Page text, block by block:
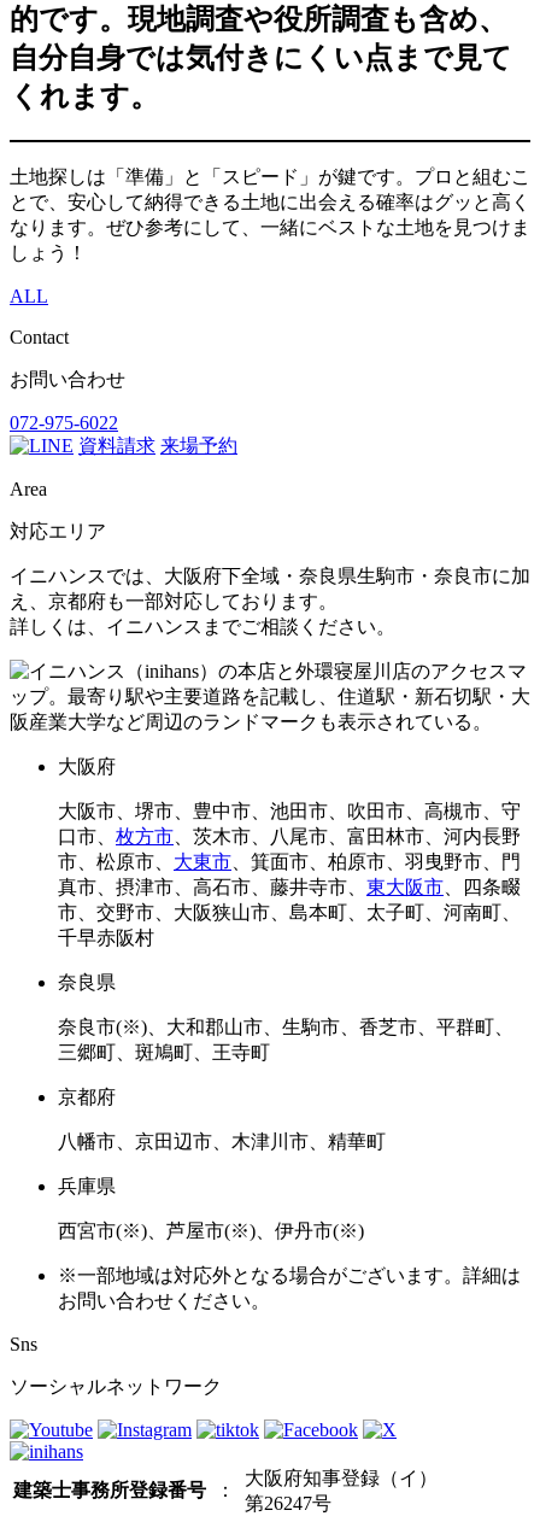
的です。現地調査や役所調査も含め、
自分自身では気付きにくい点まで見て
くれます。
土地探しは「準備」と「スピード」が鍵です。プロと組むこ
とで、安心して納得できる土地に出会える確率はグッと高く
なります。ぜひ参考にして、一緒にベストな土地を見つけま
しょう！
ALL
Contact
お問い合わせ
072-975-6022
資料請求 来場予約
Area
対応エリア
イニハンスでは、大阪府下全域・奈良県生駒市・奈良市に加
え、京都府も一部対応しております。
詳しくは、イニハンスまでご相談ください。
大阪府
大阪市、堺市、豊中市、池田市、吹田市、高槻市、守
口市、 枚方市、茨木市、八尾市、富田林市、河内長野
市、松原市、 大東市、箕面市、柏原市、羽曳野市、門
真市、摂津市、高石市、藤井寺市、 東大阪市、四条畷
市、交野市、大阪狭山市、島本町、太子町、河南町、
千早赤阪村
奈良県
奈良市(※)、大和郡山市、生駒市、香芝市、平群町、
三郷町、斑鳩町、王寺町
京都府
八幡市、京田辺市、木津川市、精華町
兵庫県
西宮市(※)、芦屋市(※)、伊丹市(※)
※一部地域は対応外となる場合がございます。詳細は
お問い合わせください。
Sns
ソーシャルネットワーク
建築士事務所登録番号 ：
大阪府知事登録（イ）
第26247号